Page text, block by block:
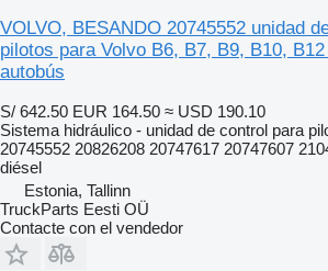
VOLVO, BESANDO 20745552 unidad
pilotos para Volvo B6, B7, B9, B10,
autobús
S/ 642.50 EUR 164.50 ≈ USD 190.10
Sistema hidráulico - unidad de control para
20745552 20826208 20747617 20747607
diésel
Estonia, Tallinn
TruckParts Eesti OÜ
Contacte con el vendedor